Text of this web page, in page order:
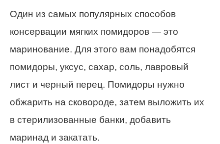
Один из самых популярных способов
консервации мягких помидоров — это
маринование. Для этого вам понадобятся
помидоры, уксус, сахар, соль, лавровый
лист и черный перец. Помидоры нужно
обжарить на сковороде, затем выложить их
в стерилизованные банки, добавить
маринад и закатать.